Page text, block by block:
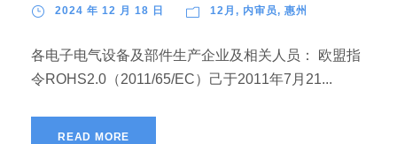
2024 年 12 月 18 日 12月 , 内审员, 惠州
各电子电气设备及部件生产企业及相关人员： 欧盟指
令ROHS2.0（2011/65/EC）己于2011年7月21...
READ MORE